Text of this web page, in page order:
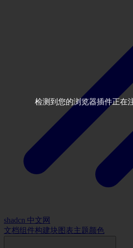
shadcn 中文网
文档组件构建块 图表主题颜色
检测到您的浏览器插件正在